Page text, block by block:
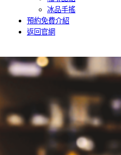
冰品手搖
預約免費介紹
返回官網